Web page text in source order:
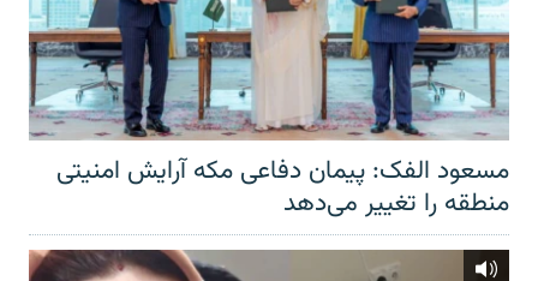
مسعود الفک: پیمان دفاعی مکه آرایش امنیتی
منطقه را تغییر می‌دهد